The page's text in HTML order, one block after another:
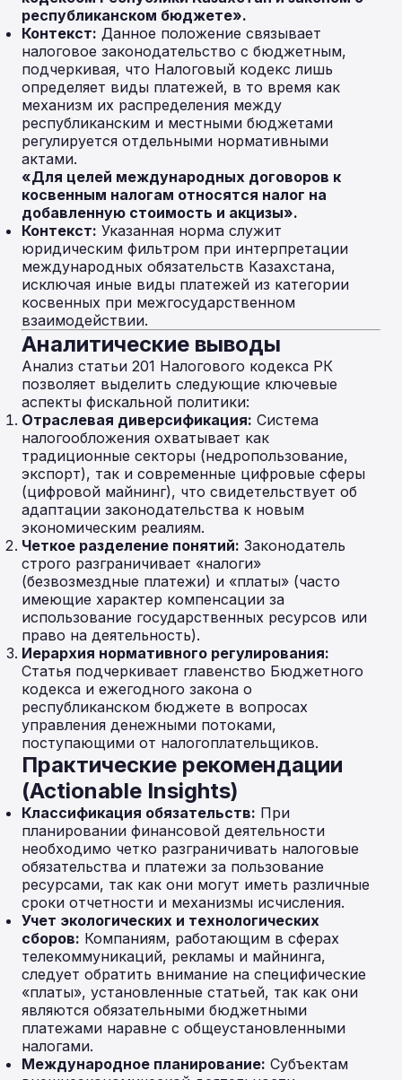
республиканском бюджете».
Контекст: Данное положение связывает
налоговое законодательство с бюджетным,
подчеркивая, что Налоговый кодекс лишь
определяет виды платежей, в то время как
механизм их распределения между
республиканским и местными бюджетами
регулируется отдельными нормативными
актами.
«Для целей международных договоров к
косвенным налогам относятся налог на
добавленную стоимость и акцизы».
Контекст: Указанная норма служит
юридическим фильтром при интерпретации
международных обязательств Казахстана,
исключая иные виды платежей из категории
косвенных при межгосударственном
взаимодействии.
Аналитические выводы
Анализ статьи 201 Налогового кодекса РК
позволяет выделить следующие ключевые
аспекты фискальной политики:
Отраслевая диверсификация: Система
налогообложения охватывает как
традиционные секторы (недропользование,
экспорт), так и современные цифровые сферы
(цифровой майнинг), что свидетельствует об
адаптации законодательства к новым
экономическим реалиям.
Четкое разделение понятий: Законодатель
строго разграничивает «налоги»
(безвозмездные платежи) и «платы» (часто
имеющие характер компенсации за
использование государственных ресурсов или
право на деятельность).
Иерархия нормативного регулирования:
Статья подчеркивает главенство Бюджетного
кодекса и ежегодного закона о
республиканском бюджете в вопросах
управления денежными потоками,
поступающими от налогоплательщиков.
Практические рекомендации
(Actionable Insights)
Классификация обязательств: При
планировании финансовой деятельности
необходимо четко разграничивать налоговые
обязательства и платежи за пользование
ресурсами, так как они могут иметь различные
сроки отчетности и механизмы исчисления.
Учет экологических и технологических
сборов: Компаниям, работающим в сферах
телекоммуникаций, рекламы и майнинга,
следует обратить внимание на специфические
«платы», установленные статьей, так как они
являются обязательными бюджетными
платежами наравне с общеустановленными
налогами.
Международное планирование: Субъектам